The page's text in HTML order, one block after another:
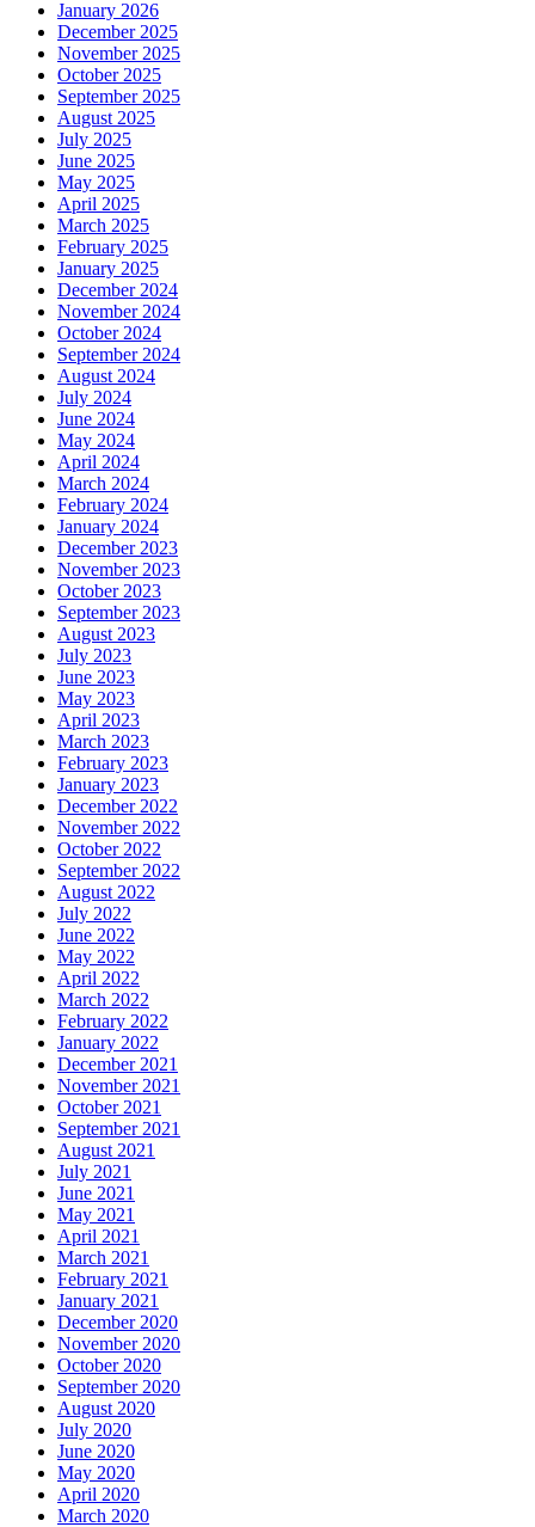
January 2026
December 2025
November 2025
October 2025
September 2025
August 2025
July 2025
June 2025
May 2025
April 2025
March 2025
February 2025
January 2025
December 2024
November 2024
October 2024
September 2024
August 2024
July 2024
June 2024
May 2024
April 2024
March 2024
February 2024
January 2024
December 2023
November 2023
October 2023
September 2023
August 2023
July 2023
June 2023
May 2023
April 2023
March 2023
February 2023
January 2023
December 2022
November 2022
October 2022
September 2022
August 2022
July 2022
June 2022
May 2022
April 2022
March 2022
February 2022
January 2022
December 2021
November 2021
October 2021
September 2021
August 2021
July 2021
June 2021
May 2021
April 2021
March 2021
February 2021
January 2021
December 2020
November 2020
October 2020
September 2020
August 2020
July 2020
June 2020
May 2020
April 2020
March 2020